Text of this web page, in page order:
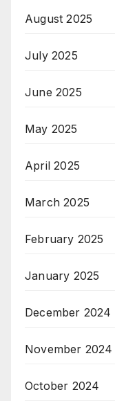
August 2025
July 2025
June 2025
May 2025
April 2025
March 2025
February 2025
January 2025
December 2024
November 2024
October 2024